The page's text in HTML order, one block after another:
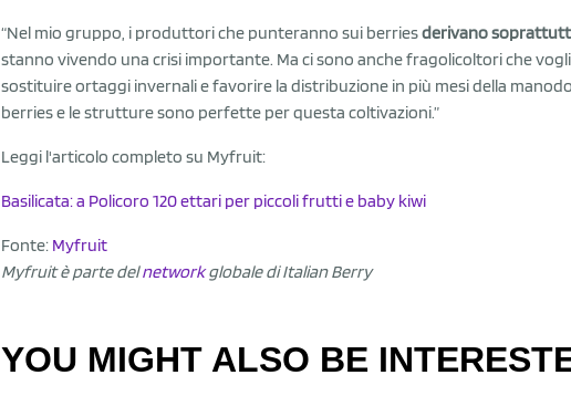
“Nel mio gruppo, i produttori che punteranno sui berriesderivano
stanno vivendo una crisi importante. Ma ci sono anche fragolicoltori che
sostituire ortaggi invernali e favorire la distribuzione in più mesi della
berries e le strutture sono perfette per questa coltivazioni.”
Leggi l'articolo completo su Myfruit:
Basilicata: a Policoro 120 ettari per piccoli frutti e baby kiwi
Fonte: Myfruit
Myfruit è parte delnetworkglobale di Italian Berry
YOU MIGHT ALSO BE